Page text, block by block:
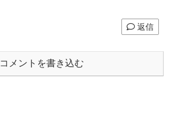
返信
コメントを書き込む